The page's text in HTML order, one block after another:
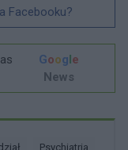
Facebooku?
Google
News
Psychiatria